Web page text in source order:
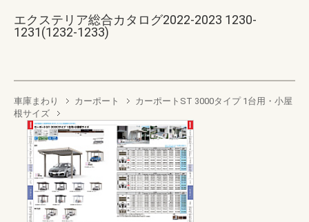
エクステリア総合カタログ2022-2023 1230-
1231(1232-1233)
車庫まわり カーポート
カーポートST 3000タイプ 1台用・小屋
根サイズ